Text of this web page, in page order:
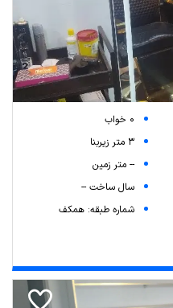
0 خواب
3 متر زیربنا
-- متر زمین
سال ساخت --
شماره طبقه: همکف